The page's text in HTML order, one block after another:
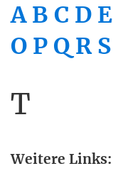
A B C D E
O P Q R S
T
Weitere Links: